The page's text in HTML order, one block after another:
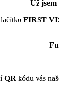
Už
FIRST
QRkódu vás